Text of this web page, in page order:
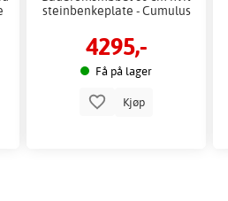
steinbenkeplate - Cumulus
4295,-
Få på lager
Kjøp